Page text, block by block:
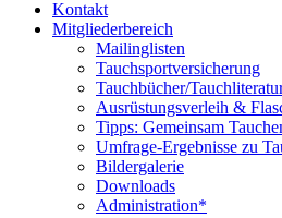
Kontakt
Mitgliederbereich
Mailinglisten
Tauchsportversicherung
Tauchbücher/
Ausrüstungsverleih &
Tipps: Gemeinsam
Umfrage-Ergebnisse zu
Bildergalerie
Downloads
Administration*